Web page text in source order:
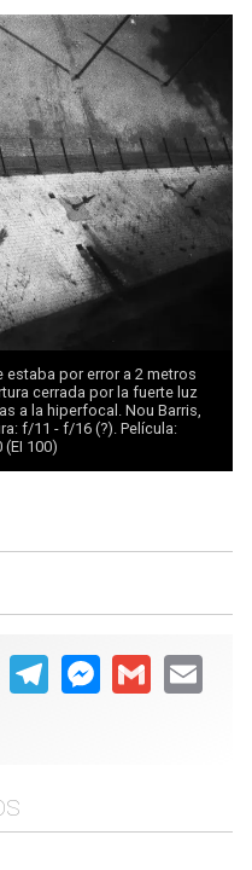
estaba por error a 2 metros
cerrada por la fuerte luz
a la hiperfocal. Nou Barris,
f/11 - f/16 (?). Película:
(EI 100)
MessageTelegramMessenger
Gmail Email